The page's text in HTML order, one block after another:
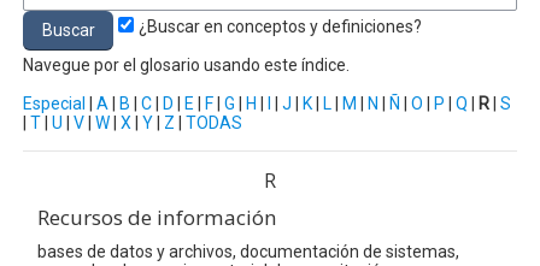
¿Buscar en conceptos y definiciones?
Navegue por el glosario usando este índice.
Especial
|A B |C D E F |G H |J K L M N Ñ |O P |Q R |S
|T |U |V |W |X |Y Z |TODAS
R
Recursos de información
bases de datos y archivos, documentación de sistemas,